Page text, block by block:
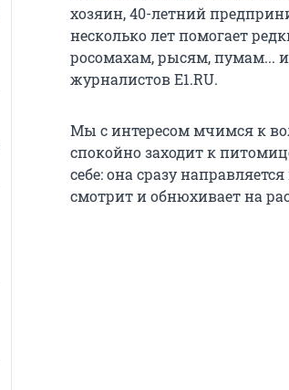
хозяин, 40-летний
несколько лет помогает
росомахам, рысям, пумам...
журналистов Е1.RU.
Мы с интересом мчимся к
спокойно заходит к
себе: она сразу
смотрит и обнюхивает на